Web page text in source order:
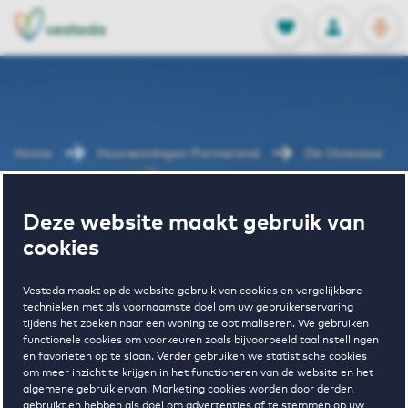
Deze website maakt gebruik van
cookies
Vesteda maakt op de website gebruik van cookies en vergelijkbare
technieken met als voornaamste doel om uw gebruikerservaring
tijdens het zoeken naar een woning te optimaliseren. We gebruiken
functionele cookies om voorkeuren zoals bijvoorbeeld taalinstellingen
en favorieten op te slaan. Verder gebruiken we statistische cookies
om meer inzicht te krijgen in het functioneren van de website en het
algemene gebruik ervan. Marketing cookies worden door derden
FAVORIETEN
Opgeslagen
INLOGGEN
NL
EN
Home Huurwoningen Purmerend De Ooievaar
Wonen in De
Ooievaar